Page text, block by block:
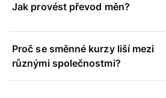
Jak provést převod měn?
Proč se směnné kurzy liší mezi
různými společnostmi?